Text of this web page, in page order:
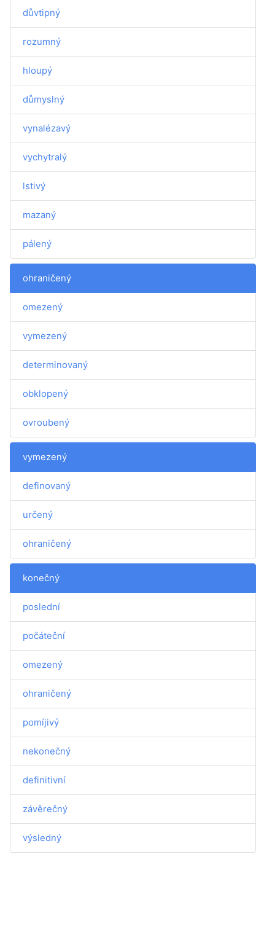
důvtipný
rozumný
hloupý
důmyslný
vynalézavý
vychytralý
lstivý
mazaný
pálený
ohraničený
omezený
vymezený
determinovaný
obklopený
ovroubený
vymezený
definovaný
určený
ohraničený
konečný
poslední
počáteční
omezený
ohraničený
pomíjivý
nekonečný
definitivní
závěrečný
výsledný